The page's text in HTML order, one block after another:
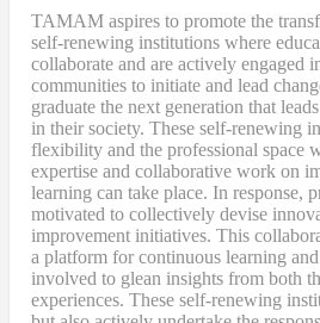
TAMAM aspires to promote the
self-renewing institutions where
collaborate and are actively engaged
communities to initiate and lead
graduate the next generation that
in their society. These self-renewing
flexibility and the professional space
expertise and collaborative work on
learning can take place. In response,
motivated to collectively devise
improvement initiatives. This
a platform for continuous learning
involved to glean insights from both
experiences. These self-renewing